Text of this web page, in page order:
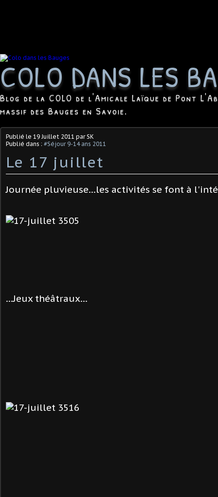
COLO DANS LES
Blog de la COLO de l'Amicale Laïque de Pont
massif des Bauges en Savoie.
Publié le 19 Juillet 2011 par SK
Publié dans : #Séjour 9-14 ans 2011
Le 17 juillet
Journée pluvieuse...les activités se font à
...Jeux théâtraux...